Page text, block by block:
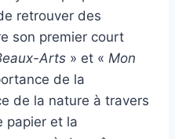
retrouver des
son premier court
Arts » et « Mon
de la
de la nature à travers
papier et la